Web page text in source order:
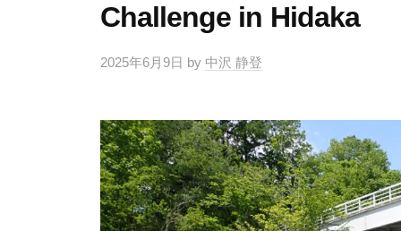
Challenge in Hidaka
2025年6月9日 by 中沢 静登